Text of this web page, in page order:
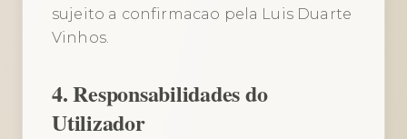
sujeito a confirmacao pela Luis Duarte
Vinhos.
4. Responsabilidades do
Utilizador